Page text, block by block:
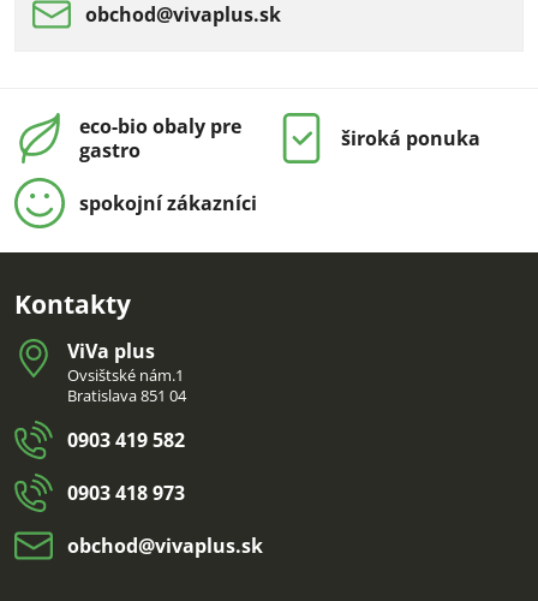
obchod​@vivaplus​.sk
eco-bio obaly pre
gastro
široká ponuka
spokojní zákazníci
Kontakty
ViVa plus
Ovsištské nám.1
Bratislava 851 04
0903 419 582
0903 418 973
obchod​@vivaplus​.sk